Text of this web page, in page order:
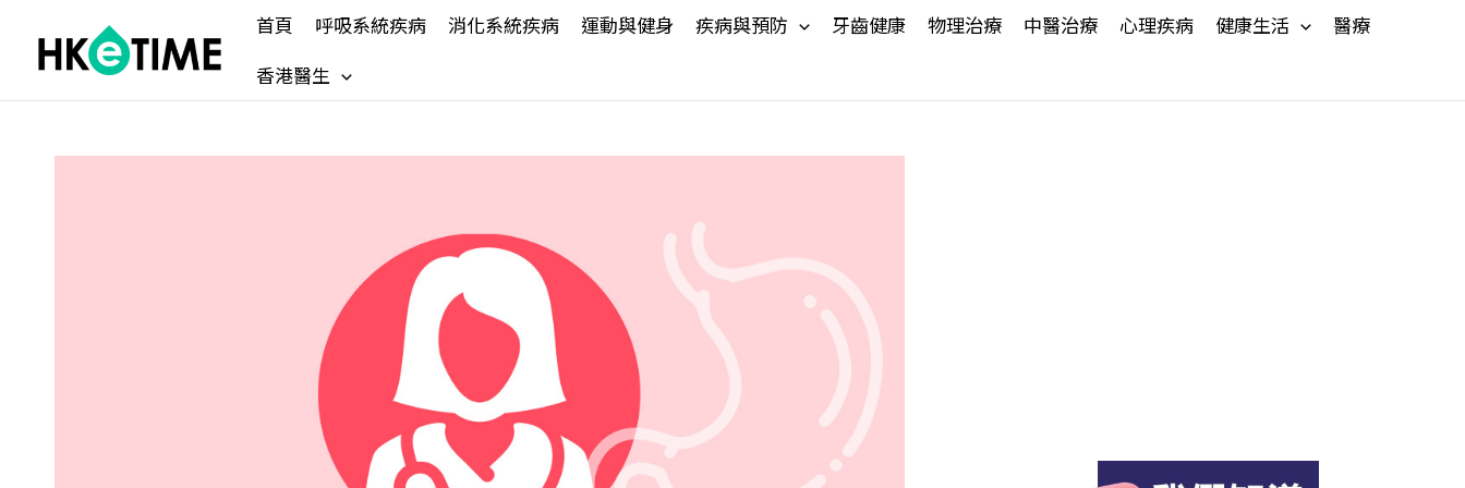
content
首頁 呼吸系統疾病 消化系統疾病 運動與健身 疾病與預防 牙齒健康 物理治療 中醫治療 心理疾病 健康生活
醫療
香港醫生